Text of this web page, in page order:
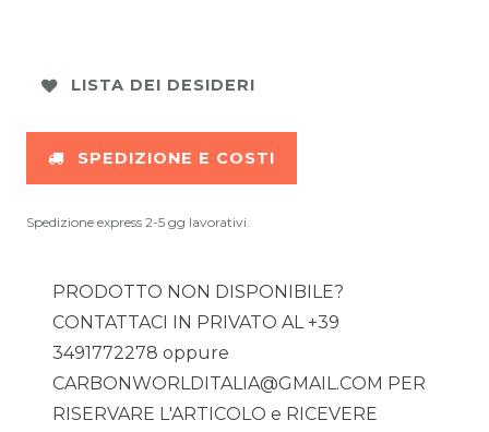
LISTA DEI DESIDERI
SPEDIZIONE E COSTI
Spedizione express 2-5 gg lavorativi.
PRODOTTO NON DISPONIBILE?
CONTATTACI IN PRIVATO AL +39
3491772278 oppure
CARBONWORLDITALIA@GMAIL.COM PER
RISERVARE L'ARTICOLO e RICEVERE